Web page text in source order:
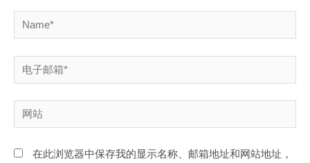
Name*
电
子
邮
箱
网
站
在此浏览器中保存我的显示名称、邮箱地址和网站地址，